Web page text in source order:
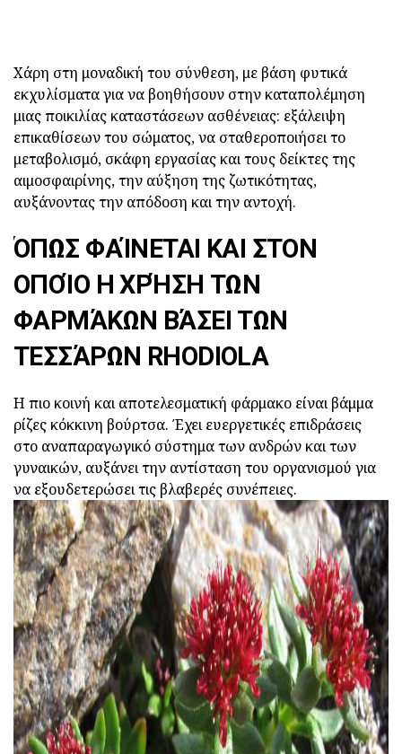
Χάρη στη μοναδική του σύνθεση, με βάση φυτικά
εκχυλίσματα για να βοηθήσουν στην καταπολέμηση
μιας ποικιλίας καταστάσεων ασθένειας: εξάλειψη
επικαθίσεων του σώματος, να σταθεροποιήσει το
μεταβολισμό, σκάφη εργασίας και τους δείκτες της
αιμοσφαιρίνης, την αύξηση της ζωτικότητας,
αυξάνοντας την απόδοση και την αντοχή.
ΌΠΩΣ ΦΑΊΝΕΤΑΙ ΚΑΙ ΣΤΟΝ
ΟΠΟΊΟ Η ΧΡΉΣΗ ΤΩΝ
ΦΑΡΜΆΚΩΝ ΒΆΣΕΙ ΤΩΝ
ΤΕΣΣΆΡΩΝ RHODIOLA
Η πιο κοινή και αποτελεσματική φάρμακο είναι βάμμα
ρίζες κόκκινη βούρτσα. Έχει ευεργετικές επιδράσεις
στο αναπαραγωγικό σύστημα των ανδρών και των
γυναικών, αυξάνει την αντίσταση του οργανισμού για
να εξουδετερώσει τις βλαβερές συνέπειες.